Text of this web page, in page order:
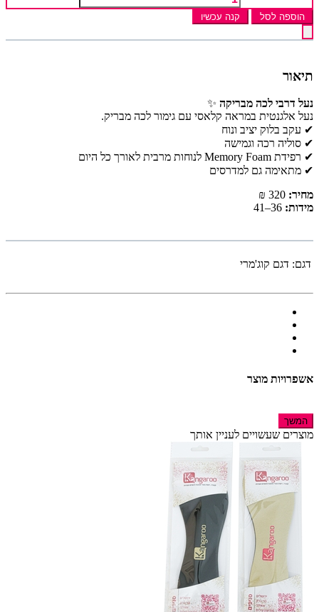
הוספה לסל קנה עכשיו
תיאור
נעל דרבי לכה מבריקה ✨
נעל אלגנטית במראה קלאסי עם גימור לכה מבריק.
✔ עקב בלוק יציב ונוח
✔ סוליה רכה וגמישה
✔ רפידת Memory Foam לנוחות מרבית לאורך כל היום
✔ מתאימה גם למדרסים
מחיר:
מידות:
דגם: דגם קוג'מרי
אשפרויות מוצר
המשך
מוצרים שעשויים לעניין אותך